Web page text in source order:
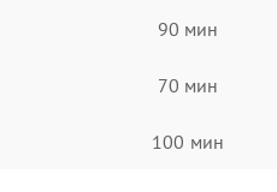
90 мин
70 мин
100 мин